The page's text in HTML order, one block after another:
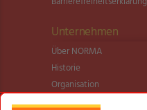
Unternehmen
Über NORMA
Historie
Organisation
International